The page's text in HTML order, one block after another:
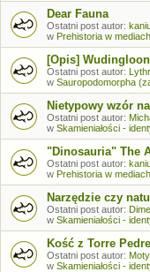
Dear Fauna
Ostatni post autor:
w Prehistoria w mediach
[Opis]
Ostatni post autor:
w Sauropodomorpha
Nietypowy wzór
Ostatni post autor:
w Skamieniałości -
"Dinosauria" The
Ostatni post autor:
w Prehistoria w mediach
Narzędzie czy
Ostatni post autor:
w Skamieniałości -
Kość z Torre
Ostatni post autor:
w Skamieniałości -